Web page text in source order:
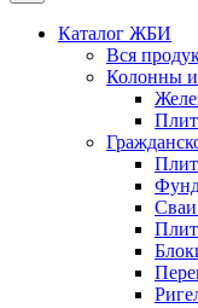
Каталог ЖБИ
Вся
Колонны
Сваи